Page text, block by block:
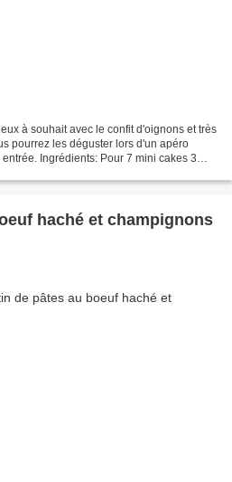
à souhait avec le confit d'oignons et très
pourrez les déguster lors d'un apéro
Ingrédients: Pour 7 mini cakes 3
haché et champignons